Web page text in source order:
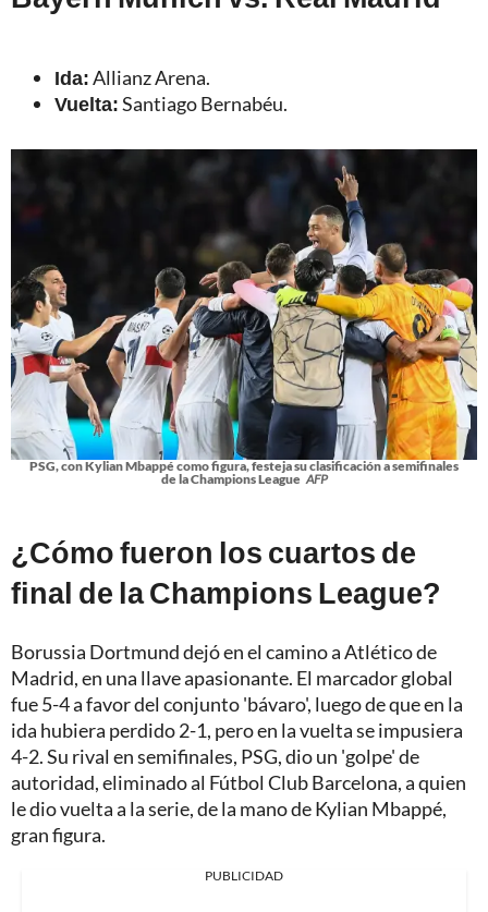
Ida:Allianz Arena.
Vuelta:Santiago Bernabéu.
PSG, con Kylian Mbappé como figura, festeja su clasificación a semifinales
de la Champions League AFP
¿Cómo fueron los cuartos de
final de la Champions League?
Borussia Dortmund dejó en el camino a Atlético de
Madrid, en una llave apasionante. El marcador global
fue 5-4 a favor del conjunto 'bávaro', luego de que en la
ida hubiera perdido 2-1, pero en la vuelta se impusiera
4-2. Su rival en semifinales, PSG, dio un 'golpe' de
autoridad, eliminado al Fútbol Club Barcelona, a quien
le dio vuelta a la serie, de la mano de Kylian Mbappé,
gran figura.
PUBLICIDAD